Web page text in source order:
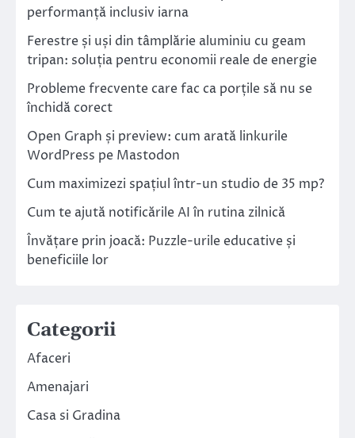
performanță inclusiv iarna
Ferestre și uși din tâmplărie aluminiu cu geam
tripan: soluția pentru economii reale de energie
Probleme frecvente care fac ca porțile să nu se
închidă corect
Open Graph și preview: cum arată linkurile
WordPress pe Mastodon
Cum maximizezi spațiul într-un studio de 35 mp?
Cum te ajută notificările AI în rutina zilnică
Învățare prin joacă: Puzzle-urile educative și
beneficiile lor
Categorii
Afaceri
Amenajari
Casa si Gradina